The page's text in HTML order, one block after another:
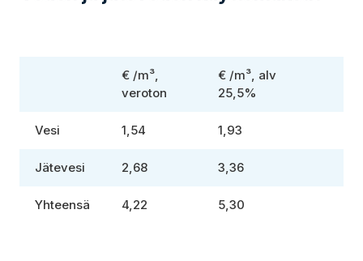
€ /m³,
veroton
€ /m³, alv
25,5%
Vesi 1,54 1,93
Jätevesi 2,68 3,36
Yhteensä 4,22 5,30